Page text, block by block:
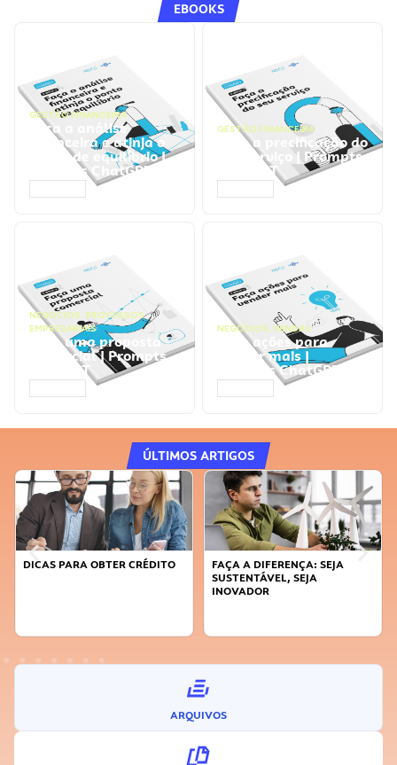
EBOOKS
GESTÃO FINANCEIRA
Faça a análise
financeira e atinja o
ponto de equilíbrio |
Prompts ChatGPT
GESTÃO FINANCEIRA
Faça a precificação do
seu serviço | Prompts
ChatGPT
NEGÓCIOS, PROCESSOS
EMPRESARIAIS
Faça uma proposta
comercial | Prompts
ChatGPT
NEGÓCIOS, VENDAS
Faça ações para
vender mais |
Prompts ChatGPT
ÚLTIMOS ARTIGOS
DICAS PARA OBTER CRÉDITO
FAÇA A DIFERENÇA: SEJA
SUSTENTÁVEL, SEJA
INOVADOR
ARQUIVOS